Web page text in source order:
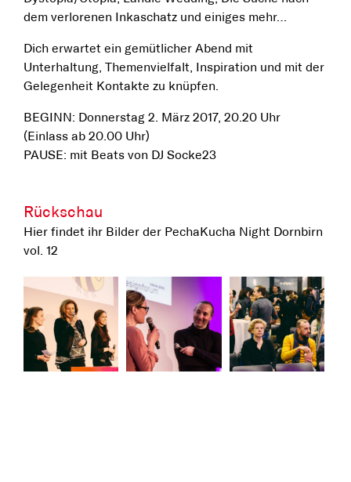
dem verlorenen Inkaschatz und einiges mehr…
Dich erwartet ein gemütlicher Abend mit
Unterhaltung, Themenvielfalt, Inspiration und mit der
Gelegenheit Kontakte zu knüpfen.
BEGINN: Donnerstag 2. März 2017, 20.20 Uhr
(Einlass ab 20.00 Uhr)
PAUSE: mit Beats von DJ Socke23
Rückschau
Hier findet ihr Bilder der PechaKucha Night Dornbirn
vol. 12